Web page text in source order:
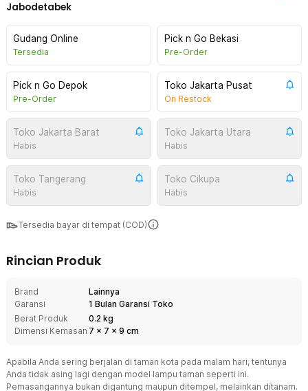
Jabodetabek
Gudang Online
Tersedia
Pick n Go Bekasi
Pre-Order
Pick n Go Depok
Pre-Order
Toko Jakarta Pusat
On Restock
Toko Jakarta Barat
Habis
Toko Jakarta Utara
Habis
Toko Tangerang
Habis
Toko Cikupa
Habis
Tersedia bayar di tempat (COD)
Rincian Produk
Brand
Lainnya
Garansi
1 Bulan Garansi Toko
Berat Produk
0.2 kg
Dimensi Kemasan 7 x 7 x 9 cm
Apabila Anda sering berjalan di taman kota pada malam hari, tentunya
Anda tidak asing lagi dengan model lampu taman seperti ini.
Pemasangannya bukan digantung maupun ditempel, melainkan ditanam.